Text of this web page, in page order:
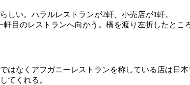
い。ハラルレストランが2軒、小売店が1軒。
目のレストランへ向かう。橋を渡り左折したと
はなくアフガニーレストランを称している店は日
てくれる。